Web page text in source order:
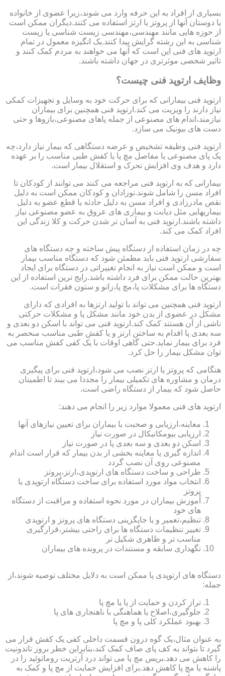
بسیاری از افراد به این حرفه وارد می شوند،زیرا عضوی از خانواده
یا دوستان آنها از پروتز یا ارتز استفاده می کنند.دیگران ممکن است
از حوزه هایی مانند مهندسی،مهندسی زیست شناسی یا زیست
شناسی به این رشته گرایش پیدا کنند.یک انگیزه معمول در تمام
ارتوپد های فنی این است که آنها می خواهند به مردم کمک کنند و
تاثیر شخصی موثرتری در جهان داشته باشند.
وظایف ارتوپد فنی چیست؟
ارتوپد فنی بیمارانی که برای حرکت خود به وسایل و تجهیزات کمکی
نیاز دارند را ویزیت می کند.ارتوپد فنی همچنین برای بیماران
نیازمند،اندام های مصنوعی از جمله پاهای مصنوعی،بازوها و حتی
دست های بیونیک می سازد.
ارتوپد فنی وظیفه تشخیص و عرضه دستگاهی که بیمار نیاز دارد،چه
یک پای مصنوعی یا مفاصل مچ پا یا کفش طبی مناسب را بر عهده
دارد و هدف وی افزایش تحرک و استقلال بیمار است.
بیمارانی که به ارتوپد فنی مراجعه می کنند می توانند از کودکان تا
افراد مسن را شامل شوند.نوزادان و کودکان ممکن است به دلیل
نقص مادرزادی و افراد مسن به دلیل حادثه یا قطع عضو به دلیل
بیماریهایی مثل دیابت و بیماری های عروق به عضو مصنوعی نیاز
داشته باشند.ارتوپد فنی به آسان تر شدن حرکت و کلا زندگی این
افراد کمک می کند.
چه در زمان استفاده از دستگاه پیش ساخته و چه دستگاه های
سفارشی ارتوپد فنی باید مطمئن شود که دستگاه مناسب بیمار
است و ممکن است نیاز به انجام تغییراتی در دستگاه برای ایجاد
بهترین حالت ممکن برای فرد داشته باشد.رایج ترین استفاده از این
دستگاه ها برای مشکلات پا،مچ پا،زانو و ستون فقرات است.
ارتوپد فنی همچنین می تواند با تولید ارتزها به افرادی که دارای
مشکل در عضوی از بدن خود مانند مشکل پا و مشکلات حرکتی
ناشی از آن هستند کمک کند.ارتوپد فنی می تواند با اسکن دو بعدی و
سه بعدی پا اقدام به ساختن ارتز و یا کفش طبی مناسب منحصر به
فرد برای بیمار نماید.حتی گاهی اوقات با یک کفی کفش مناسب می
توان مشکل بیمار را حل کرد.
هنگامی که پروتز یا ارتز نصب می شود،ارتوپد فنی برای پیگیری
درمان و مشاوره های تکمیلی بیمار را مجددا می بیند تا اطمینان
حاصل شود که بیمار از دستگاه راضی است.
ارتوپد های فنی معمولا موارد زیر را انجام می دهند:
معاینه،ارزیابی و صحبت با بیماران برای تعیین نیازهای آنها
ارزیابی بیومکانیکال در صورت نیاز
اسکن دو بعدی و سه بعدی پا در صورت نیاز
اندازه گیری یا معاینه بخشی از بدن بیمار که قرار است اندام
مصنوعی روی آن نصب گردد
طراحی و ساخت دستگاه های ارتوپدی،ارتز،پروتز
انتخاب مواد مورد استفاده برای ساخت دستگاه ارتوپدی یا
پروتز
آموزش بیماران در مورد نحوه استفاده و مراقبت از دستگاه
های خود
تنظیم،تعمیر و یا جایگزینی دستگاه های پروتز و ارتوپدی
تغییر تنظیمات دستگاه ها برای راحتی بیشتر،قرارگیری
مناسب تر و ظاهری شکیل تر
نگهداری سابقه و مستندات در پرونده های بیماران
دستگاه های ارتوپدی پا ممکن است به دلایل مختلف توصیه شوند،از
جمله:
تراز کردن و حمایت از پا یا مچ پا
جلوگیری،اصلاح یا هماهنگی با ناهنجاری های پا
بهبود عملکرد کلی پا و مچ پا
به عنوان مثال،یک گوه درون قسمت داخلی کفی یک کفش قرار می
گیرد تا بتواند به کف پای صاف کمک کند،بنابراین خطر بروز تاندونیت
را کاهش می دهد.بریس مچ پا می تواند درد آرتریت روماتوئید را در
پاشنه یا مچ پا کاهش دهد.برای افزایش حمایت از مچ پا و کمک به